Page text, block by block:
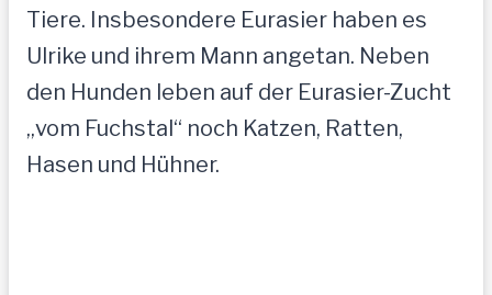
Tiere. Insbesondere Eurasier haben es
Ulrike und ihrem Mann angetan. Neben
den Hunden leben auf der Eurasier-Zucht
„vom Fuchstal“ noch Katzen, Ratten,
Hasen und Hühner.